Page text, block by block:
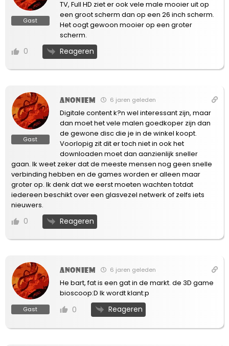
Gast
TV, Full HD ziet er ook vele male mooier uit op
een groot scherm dan op een 26 inch scherm.
Het oogt gewoon mooier op een groter
scherm.
0 Reageren
Gast
Anoniem 6 jaren geleden
Digitale content k?n wel interessant zijn, maar
dan moet het vele malen goedkoper zijn dan
de gewone disc die je in de winkel koopt.
Voorlopig zit dit er toch niet in ook het
downloaden moet dan aanzienlijk sneller
gaan. Ik weet zeker dat de meeste mensen nog geen snelle
verbinding hebben en de games worden er alleen maar
groter op. Ik denk dat we eerst moeten wachten totdat
iedereen beschikt over een glasvezel netwerk of zelfs iets
nieuwers.
0 Reageren
Gast
Anoniem 6 jaren geleden
He bart, fat is een gat in de markt. de 3D game
bioscoop:D Ik wordt klant:p
0 Reageren